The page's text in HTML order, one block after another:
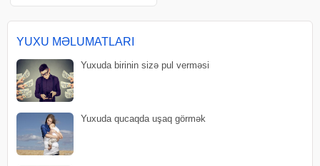
Yuxuda çörək bişirmək o
deməkdir ki, xəyalpərəstin
YUXU MƏLUMATLARI
Yuxuda birinin sizə pul verməsi
Yuxuda qucaqda uşaq görmək